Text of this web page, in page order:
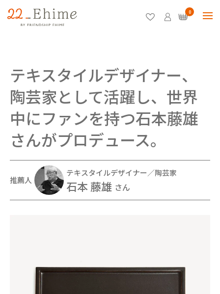
0
テキスタイルデザイナー、
陶芸家として活躍し、世界
中にファンを持つ石本藤雄
さんがプロデュース。
推薦人
テキスタイルデザイナー／陶芸家
石本 藤雄 さん